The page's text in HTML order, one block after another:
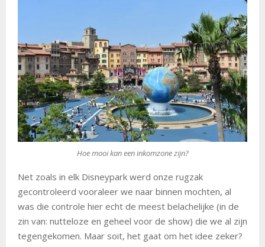
Hoe mooi kan een inkomzone zijn?
Net zoals in elk Disneypark werd onze rugzak
gecontroleerd vooraleer we naar binnen mochten, al
was die controle hier echt de meest belachelijke (in de
zin van: nutteloze en geheel voor de show) die we al zijn
tegengekomen. Maar soit, het gaat om het idee zeker?